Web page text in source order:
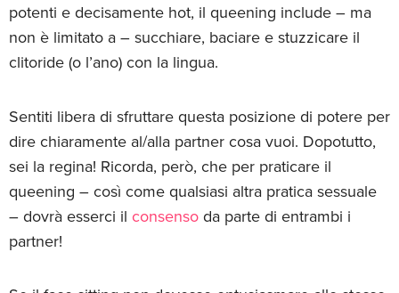
potenti e decisamente hot, il queening include – ma
non è limitato a – succhiare, baciare e stuzzicare il
clitoride (o l’ano) con la lingua.
Sentiti libera di sfruttare questa posizione di potere per
dire chiaramente al/alla partner cosa vuoi. Dopotutto,
sei la regina! Ricorda, però, che per praticare il
queening – così come qualsiasi altra pratica sessuale
– dovrà esserci il consenso da parte di entrambi i
partner!